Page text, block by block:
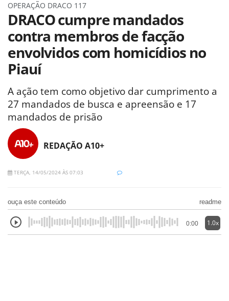
OPERAÇÃO DRACO 117
DRACO cumpre mandados
contra membros de facção
envolvidos com homicídios no
Piauí
A ação tem como objetivo dar cumprimento a
27 mandados de busca e apreensão e 17
mandados de prisão
REDAÇÃO A10+
TERÇA, 14/05/2024 ÀS 07:03
ouça este conteúdo readme
0:00 1.0x